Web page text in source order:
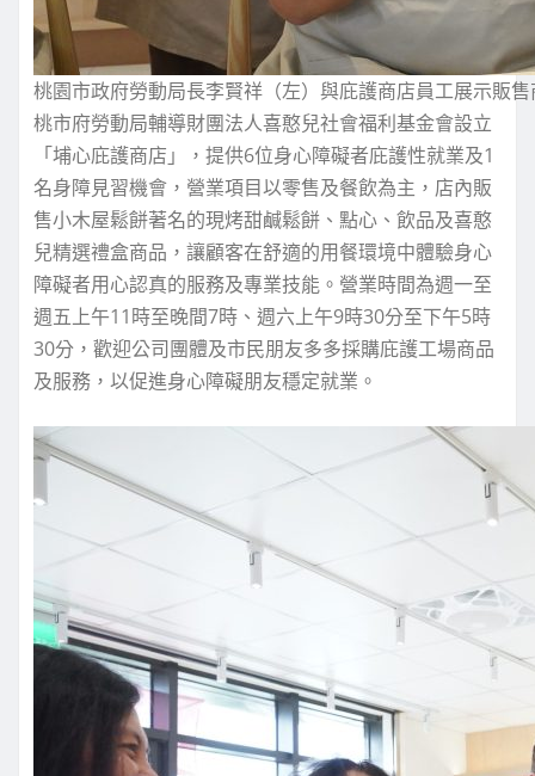
桃園市政府勞動局長李賢祥（左）與庇護商店員工展示販
桃市府勞動局輔導財團法人喜憨兒社會福利基金會設立
「埔心庇護商店」，提供6位身心障礙者庇護性就業及1
名身障見習機會，營業項目以零售及餐飲為主，店內販
售小木屋鬆餅著名的現烤甜鹹鬆餅、點心、飲品及喜憨
兒精選禮盒商品，讓顧客在舒適的用餐環境中體驗身心
障礙者用心認真的服務及專業技能。營業時間為週一至
週五上午11時至晚間7時、週六上午9時30分至下午5時
30分，歡迎公司團體及市民朋友多多採購庇護工場商品
及服務，以促進身心障礙朋友穩定就業。